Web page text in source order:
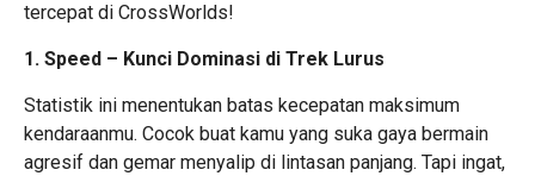
tercepat di CrossWorlds!
1. Speed – Kunci Dominasi di Trek Lurus
Statistik ini menentukan batas kecepatan maksimum
kendaraanmu. Cocok buat kamu yang suka gaya bermain
agresif dan gemar menyalip di lintasan panjang. Tapi ingat,